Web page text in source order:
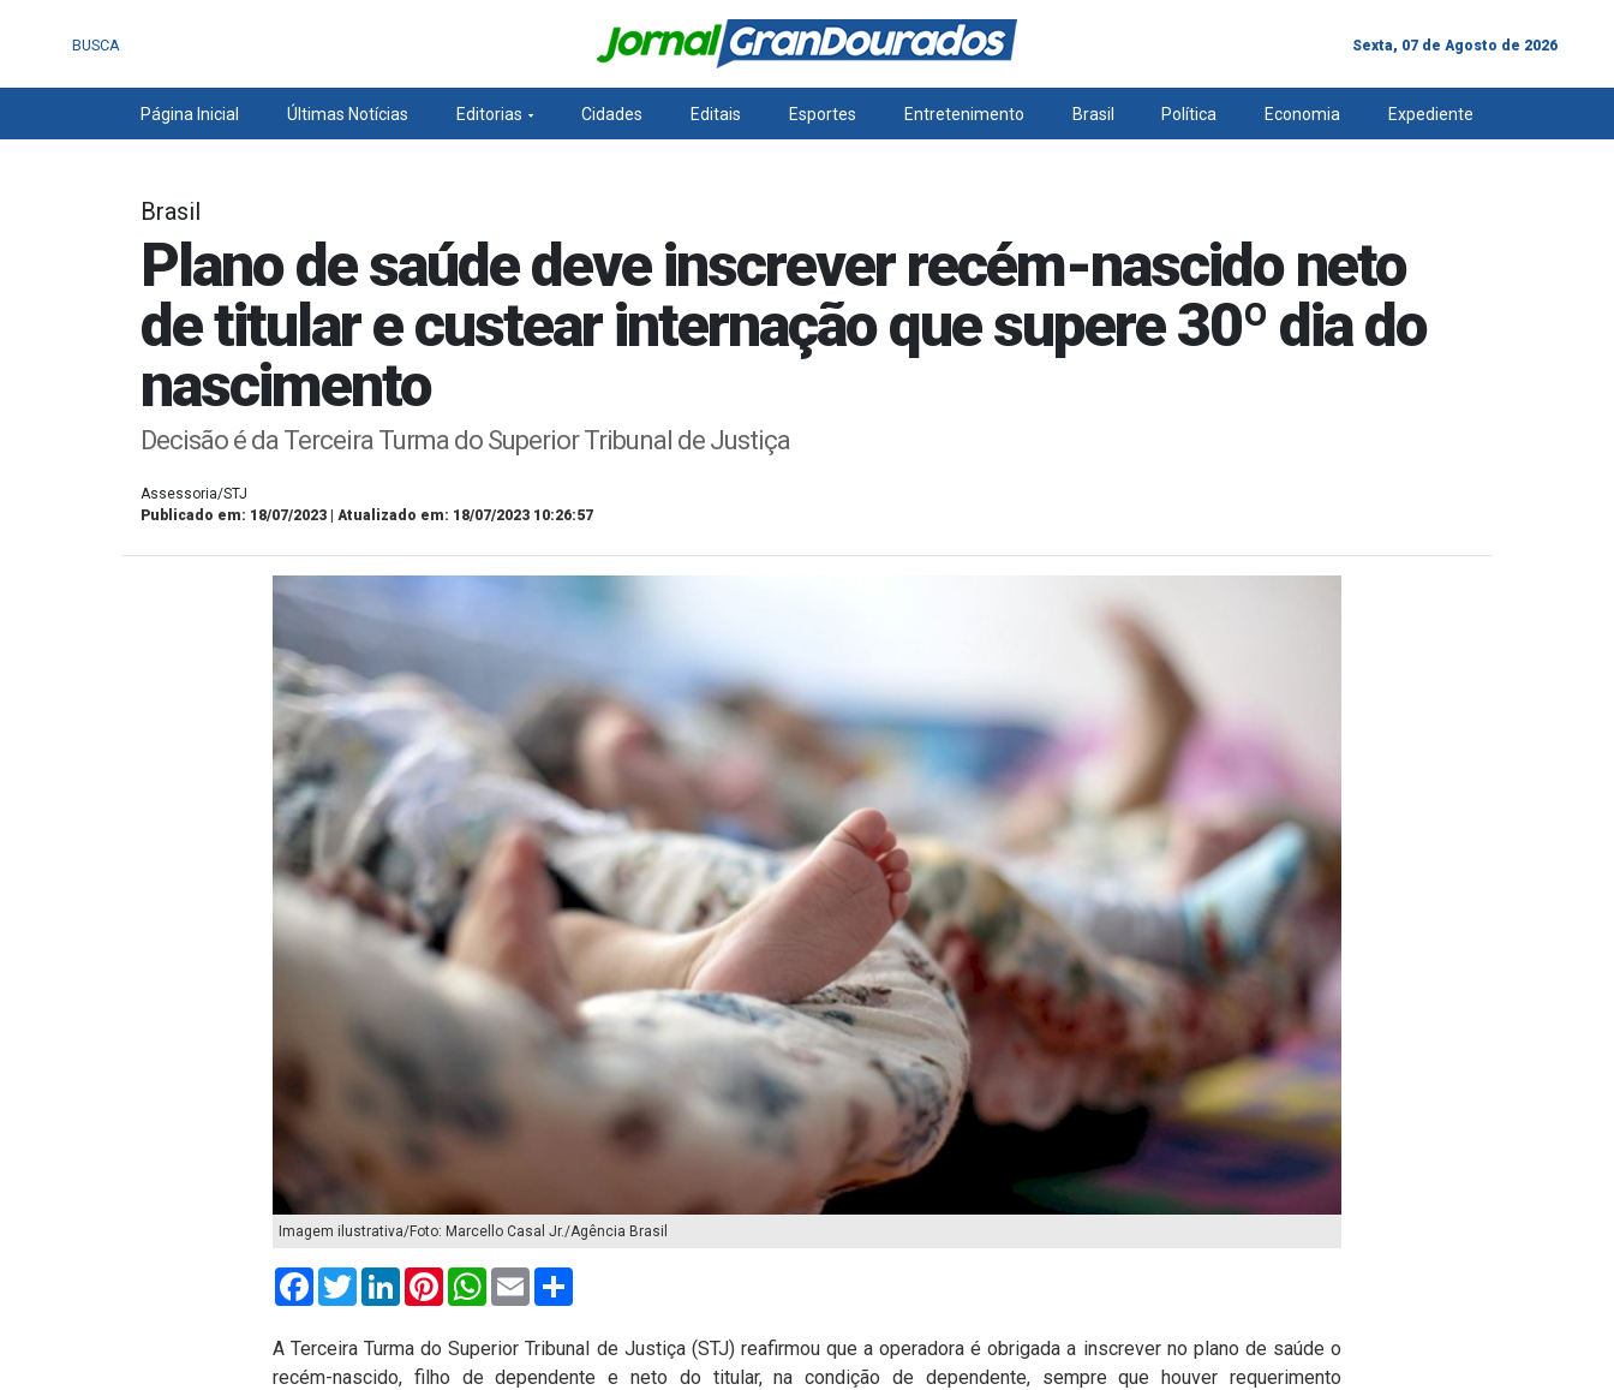
BUSCA Sexta, 07 de Agosto de 2026
Página Inicial Últimas Notícias Editorias Cidades Editais Esportes Entretenimento Brasil Política Economia Expediente
Brasil
Plano de saúde deve inscrever recém-nascido neto
de titular e custear internação que supere 30º dia do
nascimento
Decisão é da Terceira Turma do Superior Tribunal de Justiça
Assessoria/STJ
Publicado em: 18/07/2023 | Atualizado em: 18/07/2023 10:26:57
Imagem ilustrativa/Foto: Marcello Casal Jr./Agência Brasil
FacebookTwitterLinkedInPinterestWhatsApp
Email
A Terceira Turma do Superior Tribunal de Justiça (STJ) reafirmou que a operadora é obrigada a inscrever no plano de saúde o
recém-nascido, filho de dependente e neto do titular, na condição de dependente, sempre que houver requerimento